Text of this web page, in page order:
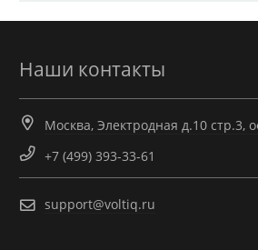
Наши контакты
Москва, Электродная д.10 стр.3,
+7 (499) 393-33-61
support@voltiq.ru